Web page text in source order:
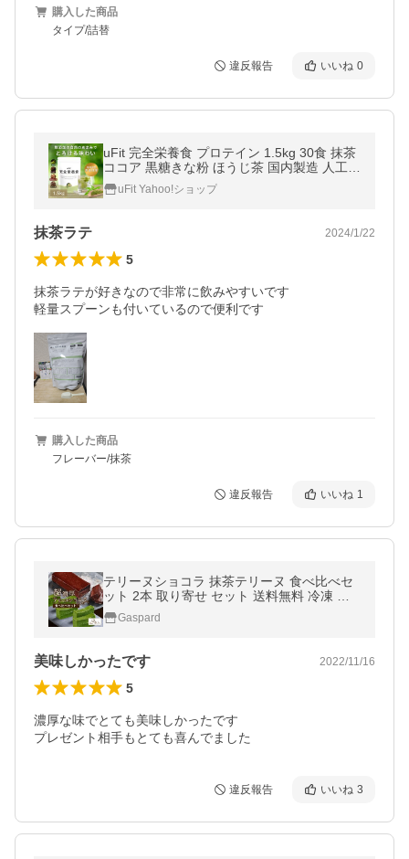
購入した商品
タイプ/詰替
違反報告 いいね 0
uFit 完全栄養食 プロテイン 1.5kg 30食 抹茶
ココア 黒糖きな粉 ほうじ茶 国内製造 人工甘
味料不使用 ソイ ホエイ 食物繊維 腹持ち 乳
酸菌 ダイエット 置き換え
uFit Yahoo!ショップ
抹茶ラテ 2024/1/22
5
抹茶ラテが好きなので非常に飲みやすいです
軽量スプーンも付いているので便利です
購入した商品
フレーバー/抹茶
違反報告 いいね 1
テリーヌショコラ 抹茶テリーヌ 食べ比べセ
ット 2本 取り寄せ セット 送料無料 冷凍 抹
茶 チョコレート スイーツ ギフト
Gaspard
美味しかったです 2022/11/16
5
濃厚な味でとても美味しかったです
プレゼント相手もとても喜んでました
違反報告 いいね 3